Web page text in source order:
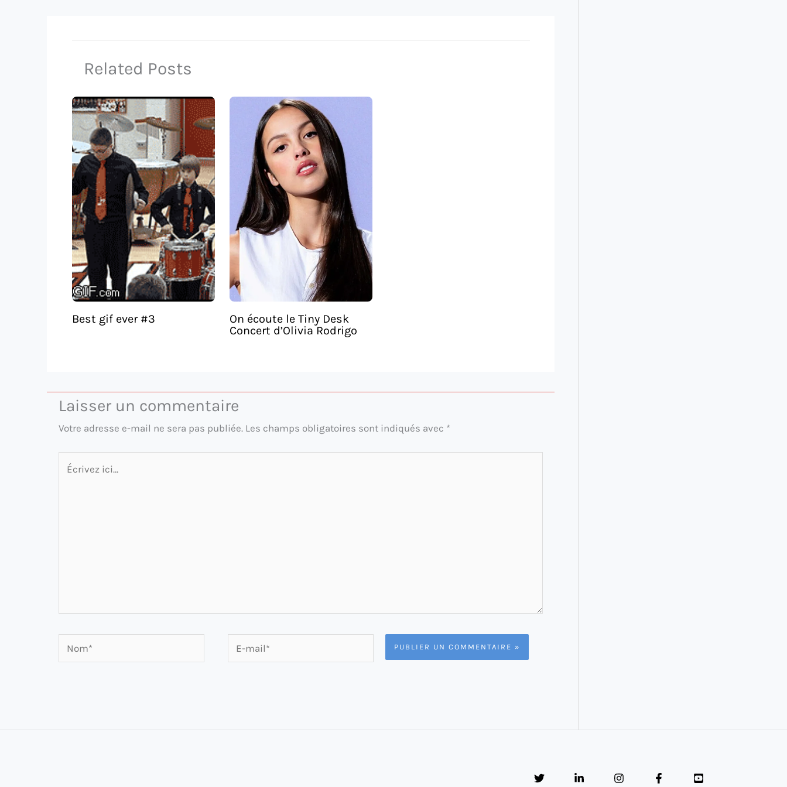
Related Posts
Best gif ever #3
On écoute le Tiny Desk
Concert d’Olivia Rodrigo
Laisser un commentaire
Votre adresse e-mail ne sera pas publiée. Les champs obligatoires sont indiqués avec *
Écrivez
Nom*
mail*